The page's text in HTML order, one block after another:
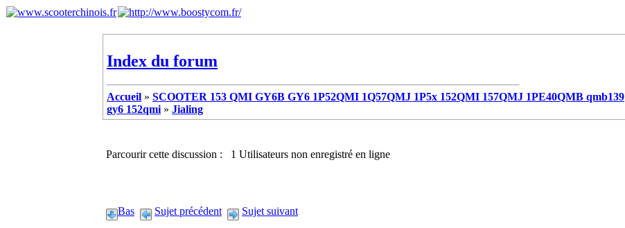
Index du forum
Accueil » SCOOTER 153 QMI GY6B GY6 1P52QMI 1Q57QMJ 1P5x 152QMI 157QMJ 1PE40QMB qmb139
gy6 152qmi » Jialing
Parcourir cette discussion : 1 Utilisateurs non enregistré en ligne
Bas Sujet précédent Sujet suivant